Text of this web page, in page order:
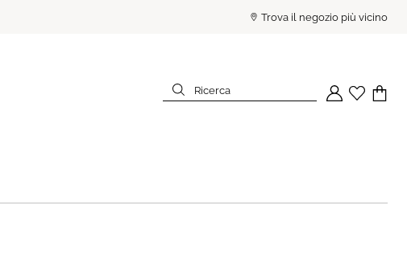
PAGA IN 3 RATE SENZA
Trova il negozio più vicino
Ricerca
Il tuo account
Wishlist
Il tuo